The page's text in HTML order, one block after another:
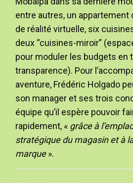
entre autres, un appartement
de réalité virtuelle, six
deux “cuisines-miroir”
pour moduler les budgets en
transparence). Pour
aventure, Frédéric Holgado
son manager et ses trois
équipe qu’il espère pouvoir
rapidement, « grâce à
stratégique du magasin et à
marque».